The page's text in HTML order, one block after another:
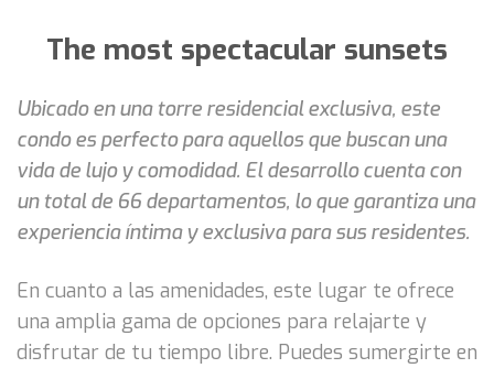
The most spectacular sunsets
Ubicado en una torre residencial exclusiva, este
condo es perfecto para aquellos que buscan una
vida de lujo y comodidad. El desarrollo cuenta con
un total de 66 departamentos, lo que garantiza una
experiencia íntima y exclusiva para sus residentes.
En cuanto a las amenidades, este lugar te ofrece
una amplia gama de opciones para relajarte y
disfrutar de tu tiempo libre. Puedes sumergirte en